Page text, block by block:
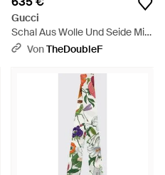
Gucci
Schal Aus Wolle Und Seide Mit
Gg-Print, Hellbraun -
VonTheDoubleF